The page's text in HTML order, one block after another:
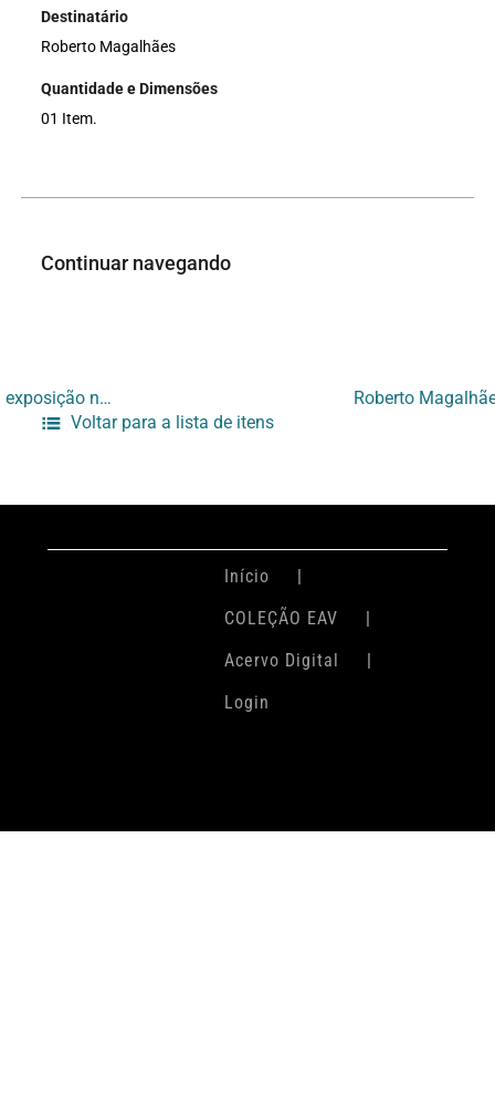
Destinatário
Roberto Magalhães
Quantidade e Dimensões
01 Item.
Continuar navegando
[recibo de devolução de 13 gravuras de Roberto Magalhães participante da exposição na sala Cândido Portinari (UERJ)]
Voltar para a lista de itens
Início
COLEÇÃO EAV
Acervo Digital
Login